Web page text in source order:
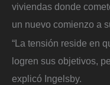
viviendas donde
un nuevo comienzo a
“La tensión reside en
logren sus objetivos,
explicó Ingelsby.